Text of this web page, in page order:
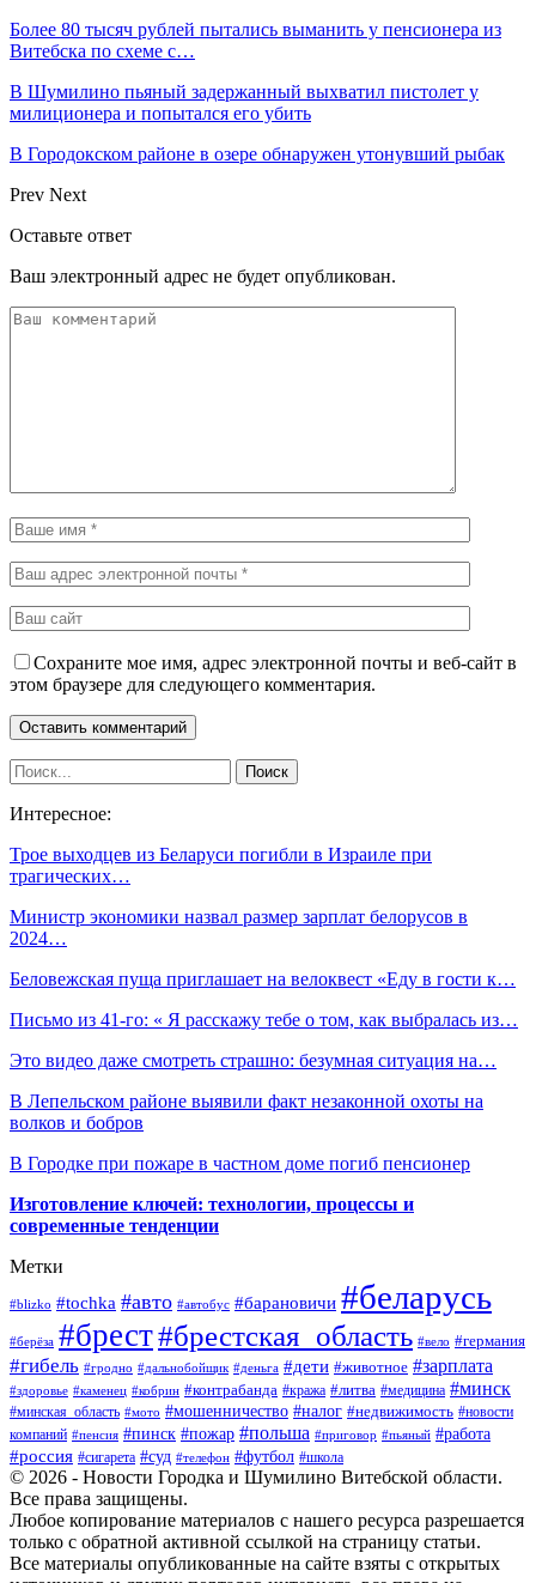
Более 80 тысяч рублей пытались выманить у пенсионера из
Витебска по схеме с…
В Шумилино пьяный задержанный выхватил пистолет у
милиционера и попытался его убить
В Городокском районе в озере обнаружен утонувший рыбак
Prev Next
Оставьте ответ
Ваш электронный адрес не будет опубликован.
Сохраните мое имя, адрес электронной почты и веб-сайт в
этом браузере для следующего комментария.
Интересное:
Трое выходцев из Беларуси погибли в Израиле при
трагических…
Министр экономики назвал размер зарплат белорусов в
2024…
Беловежская пуща приглашает на велоквест «Еду в гости к…
Письмо из 41-го: « Я расскажу тебе о том, как выбралась из…
Это видео даже смотреть страшно: безумная ситуация на…
В Лепельском районе выявили факт незаконной охоты на
волков и бобров
В Городке при пожаре в частном доме погиб пенсионер
Изготовление ключей: технологии, процессы и
современные тенденции
Метки
#blizko #tochka #авто #автобус #барановичи #беларусь
#берёза #брест#брестская_область #вело #германия
#гибель #гродно #дальнобойщик #деньга #дети #животное #зарплата
#здоровье #каменец #кобрин #контрабанда #кража #литва #медицина #минск
#минская_область #мото #мошенничество #налог #недвижимость #новости
компаний #пенсия #пинск #пожар #польша #приговор #пьяный #работа
#россия #сигарета #суд #телефон #футбол #школа
© 2026 - Новости Городка и Шумилино Витебской области.
Все права защищены.
Любое копирование материалов с нашего ресурса разрешается
только с обратной активной ссылкой на страницу статьи.
Все материалы опубликованные на сайте взяты с открытых